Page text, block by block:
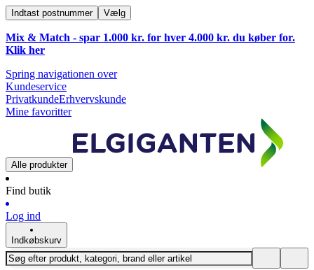
Indtast postnummer Vælg
Mix & Match - spar 1.000 kr. for hver 4.000 kr. du køber for.
Klik her
Spring navigationen over
Kundeservice
PrivatkundeErhvervskunde
Mine favoritter
Alle produkter
Find butik
Log ind
Indkøbskurv